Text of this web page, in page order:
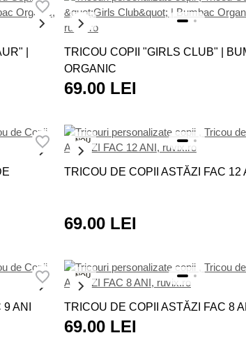
|
NOU
TRICOU COPII "GIRLS CLUB" |
ORGANIC
69.00 LEI
NOU
TRICOU DE COPII ASTĂZI FAC 12
69.00 LEI
ANI
NOU
TRICOU DE COPII ASTĂZI FAC 8
69.00 LEI